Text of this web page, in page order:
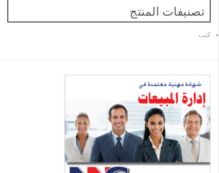
تصنيفات المنتج
كتب